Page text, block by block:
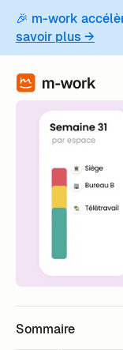
🎉 m-work
savoir plus →
Sommaire